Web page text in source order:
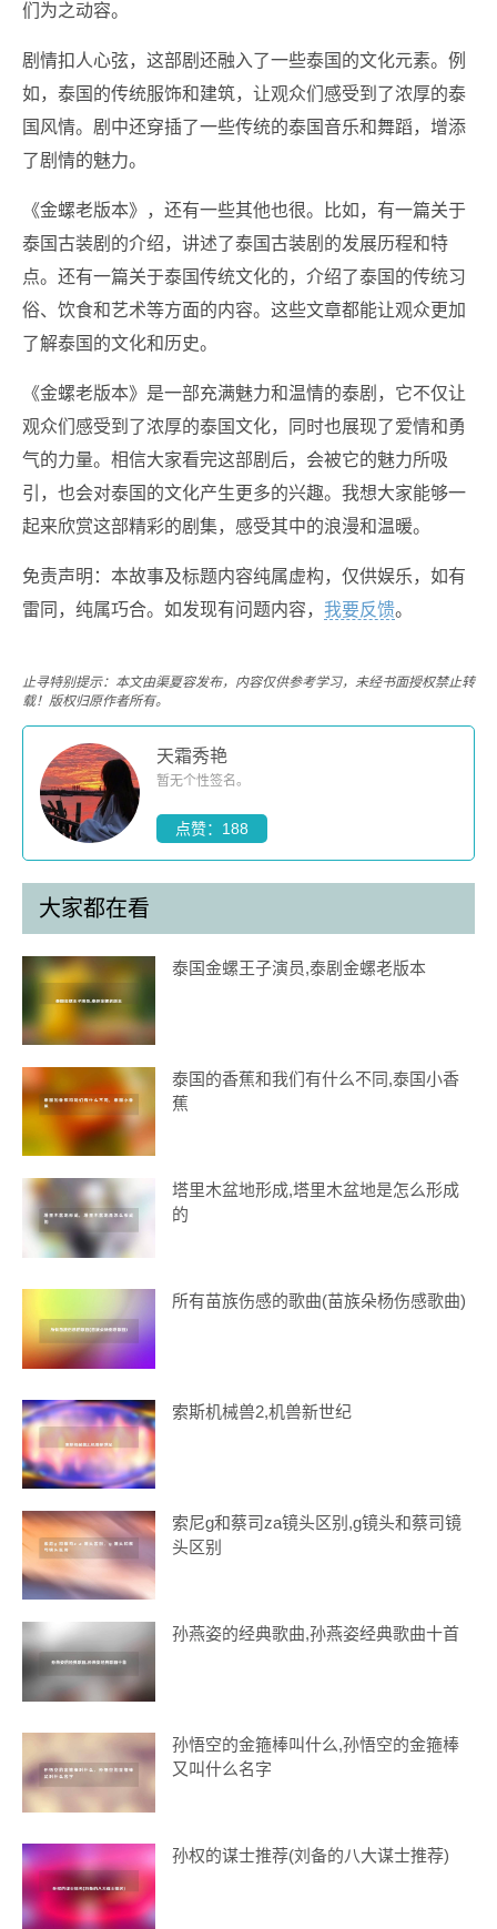
们为之动容。
剧情扣人心弦，这部剧还融入了一些泰国的文化元素。例
如，泰国的传统服饰和建筑，让观众们感受到了浓厚的泰
国风情。剧中还穿插了一些传统的泰国音乐和舞蹈，增添
了剧情的魅力。
《金螺老版本》，还有一些其他也很。比如，有一篇关于
泰国古装剧的介绍，讲述了泰国古装剧的发展历程和特
点。还有一篇关于泰国传统文化的，介绍了泰国的传统习
俗、饮食和艺术等方面的内容。这些文章都能让观众更加
了解泰国的文化和历史。
《金螺老版本》是一部充满魅力和温情的泰剧，它不仅让
观众们感受到了浓厚的泰国文化，同时也展现了爱情和勇
气的力量。相信大家看完这部剧后，会被它的魅力所吸
引，也会对泰国的文化产生更多的兴趣。我想大家能够一
起来欣赏这部精彩的剧集，感受其中的浪漫和温暖。
免责声明：本故事及标题内容纯属虚构，仅供娱乐，如有
雷同，纯属巧合。如发现有问题内容， 我要反馈。
止寻特别提示：本文由渠夏容发布，内容仅供参考学习，未经书面授权禁止转
载！版权归原作者所有。
天霜秀艳
暂无个性签名。
点赞：188
大家都在看
泰国金螺王子演员,泰剧金螺老版本
泰国的香蕉和我们有什么不同,泰国小香
蕉
塔里木盆地形成,塔里木盆地是怎么形成
的
所有苗族伤感的歌曲(苗族朵杨伤感歌曲)
索斯机械兽2,机兽新世纪
索尼g和蔡司za镜头区别,g镜头和蔡司镜
头区别
孙燕姿的经典歌曲,孙燕姿经典歌曲十首
孙悟空的金箍棒叫什么,孙悟空的金箍棒
又叫什么名字
孙权的谋士推荐(刘备的八大谋士推荐)